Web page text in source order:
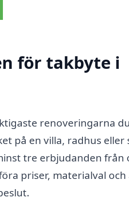
för takbyte i
renoveringarna
på en villa, radhus eller
tre erbjudanden från
priser, materialval